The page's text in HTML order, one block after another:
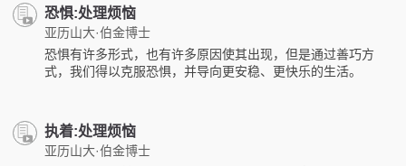
恐惧:处理烦恼
亚历山大·伯金博士
恐惧有许多形式，也有许多原因使其出现，但是通过善巧方
式，我们得以克服恐惧，并导向更安稳、更快乐的生活。
执着:处理烦恼
亚历山大·伯金博士